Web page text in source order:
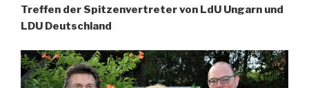
Treffen der Spitzenvertreter von LdU Ungarn und
LDU Deutschland